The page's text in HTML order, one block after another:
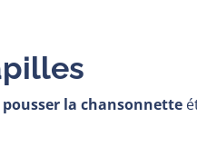
pousser la chansonnette